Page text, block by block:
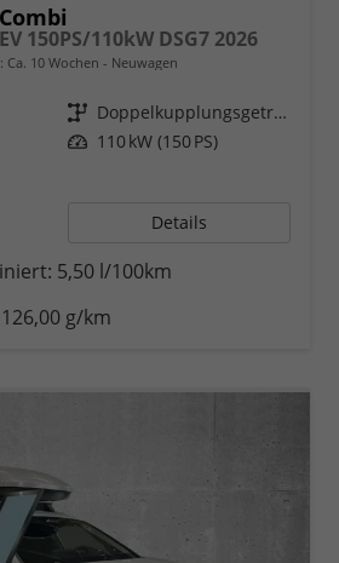
150PS/110kW DSG7 2026
10 Wochen Neuwagen
Getriebe
Doppelkupplungsgetriebe (DSG)
Leistung 110 kW (150 PS)
Details
5,50 l/100km
126,00 g/km